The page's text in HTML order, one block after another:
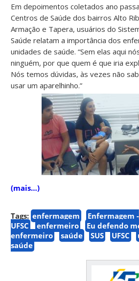
Em depoimentos coletados ano
Centros de Saúde dos bairros Alto
Armação e Tapera, usuários do
Saúde relatam a importância dos
unidades de saúde. “Sem elas aqui
ninguém, por que quem é que iria
Nós temos dúvidas, às vezes não
usar um aparelhinho.”
(mais…)
Tags: enfermagem
Enfermagem -
UFSC
enfermeiro
Eu defendo
enfermeiro
saúde SUS UFSC
saúde